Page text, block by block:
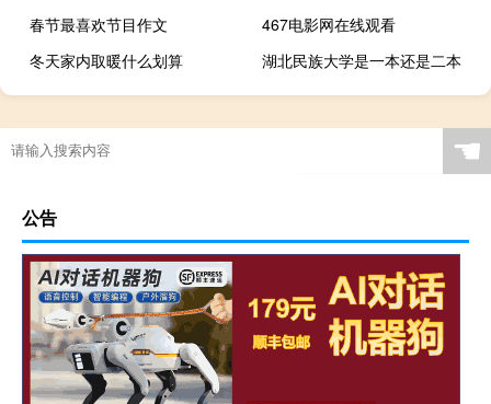
春节最喜欢节目作文
467电影网在线观看
冬天家内取暖什么划算
湖北民族大学是一本还是二本
☚
公告